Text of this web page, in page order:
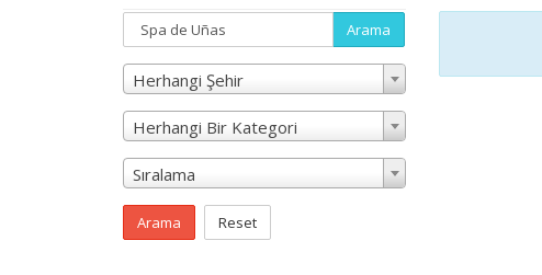
Arama
Herhangi Şehir
Herhangi Bir Kategori
Sıralama
Arama Reset